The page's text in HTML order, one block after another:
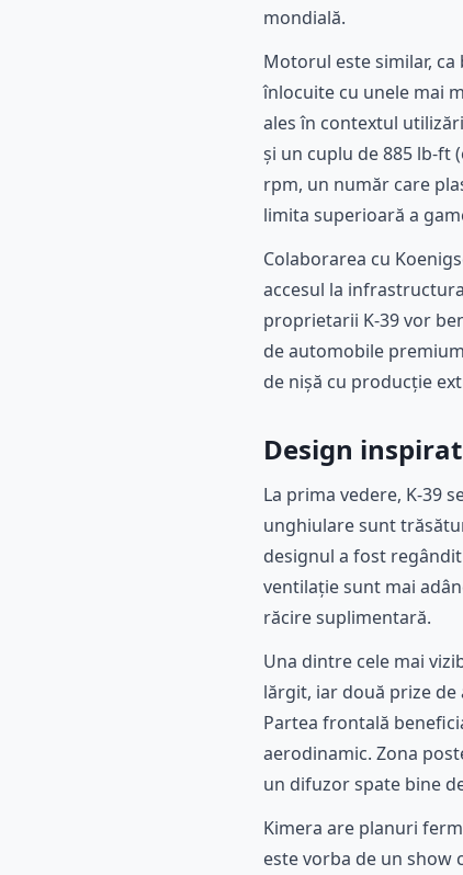
mondială.
Motorul este similar,
înlocuite cu unele mai
ales în contextul
și un cuplu de 885 lb-ft
rpm, un număr care
limita superioară a
Colaborarea cu
accesul la
proprietarii K-39 vor
de automobile
de nișă cu producție
Design
La prima vedere, K-39
unghiulare sunt
designul a fost
ventilație sunt mai
răcire suplimentară.
Una dintre cele mai
lărgit, iar două prize
Partea frontală
aerodinamic. Zona
un difuzor spate bine
Kimera are planuri
este vorba de un show